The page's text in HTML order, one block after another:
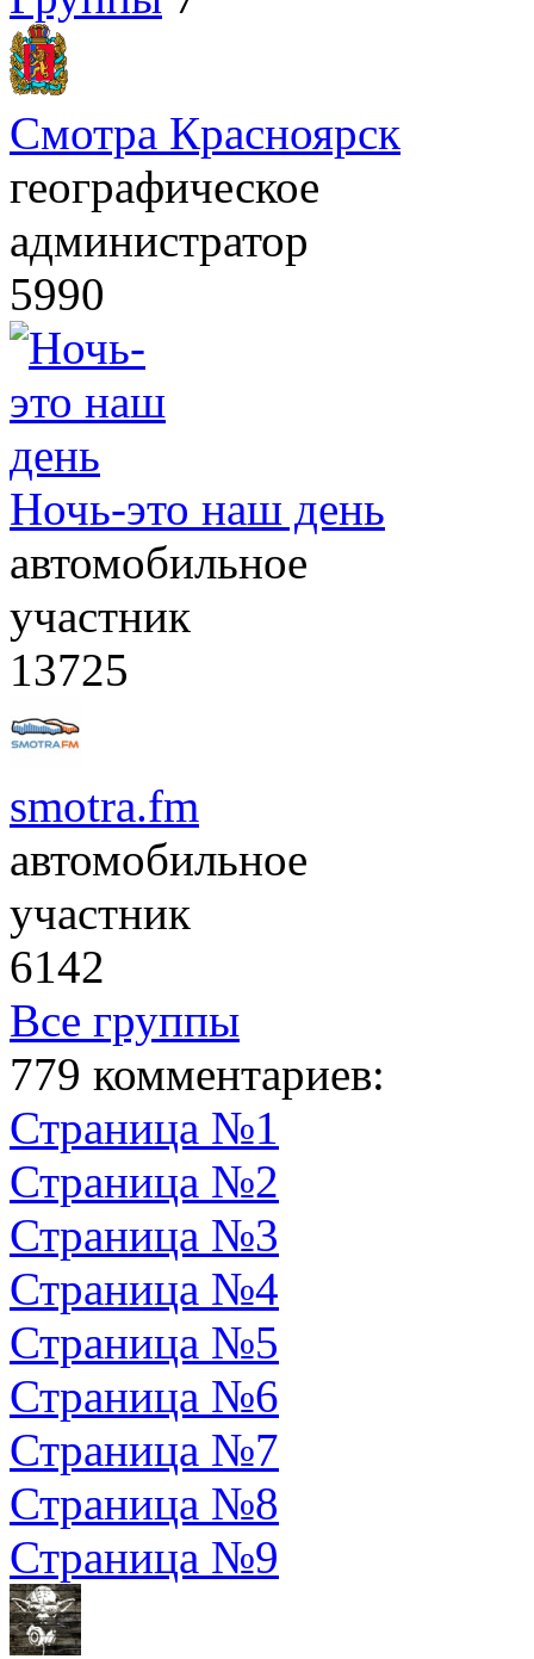
Смотра Красноярск
географическое
администратор
5990
Ночь-это наш день
автомобильное
участник
13725
smotra.fm
автомобильное
участник
6142
Все группы
779 комментариев:
Страница №1
Страница №2
Страница №3
Страница №4
Страница №5
Страница №6
Страница №7
Страница №8
Страница №9